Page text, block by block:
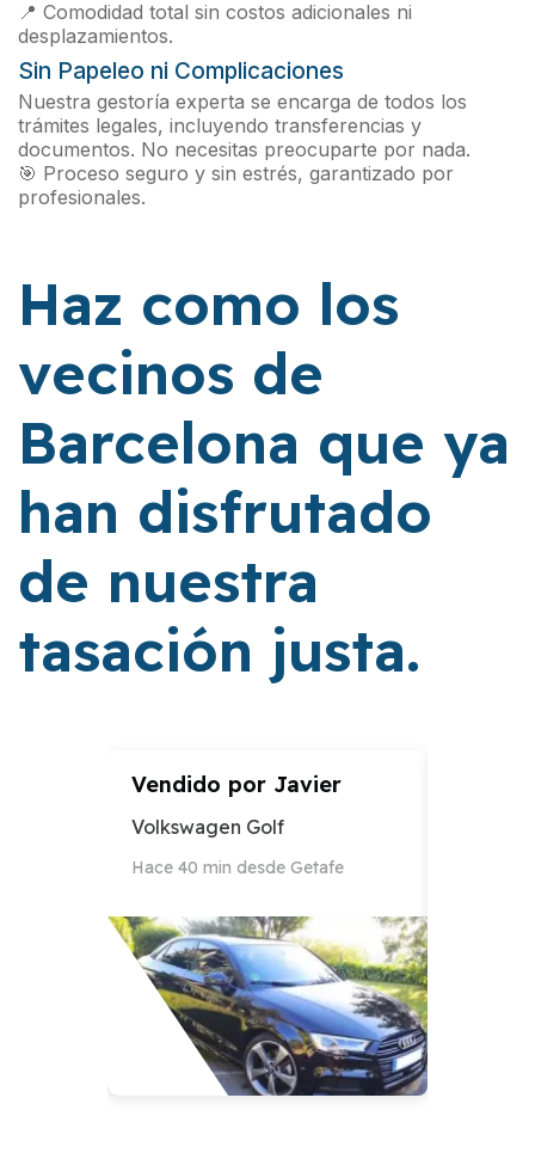
📍 Comodidad total sin costos adicionales ni
desplazamientos.
Sin Papeleo ni Complicaciones
Nuestra gestoría experta se encarga de todos los
trámites legales, incluyendo transferencias y
documentos. No necesitas preocuparte por nada.
🎯 Proceso seguro y sin estrés, garantizado por
profesionales.
Haz como los
vecinos de
Barcelona que ya
han disfrutado
de nuestra
tasación justa.
Vendido por Javier
Volkswagen Golf
Hace 40 min desde Getafe